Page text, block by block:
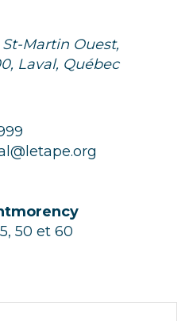
St-Martin Ouest,
Laval, Québec
50 et 60